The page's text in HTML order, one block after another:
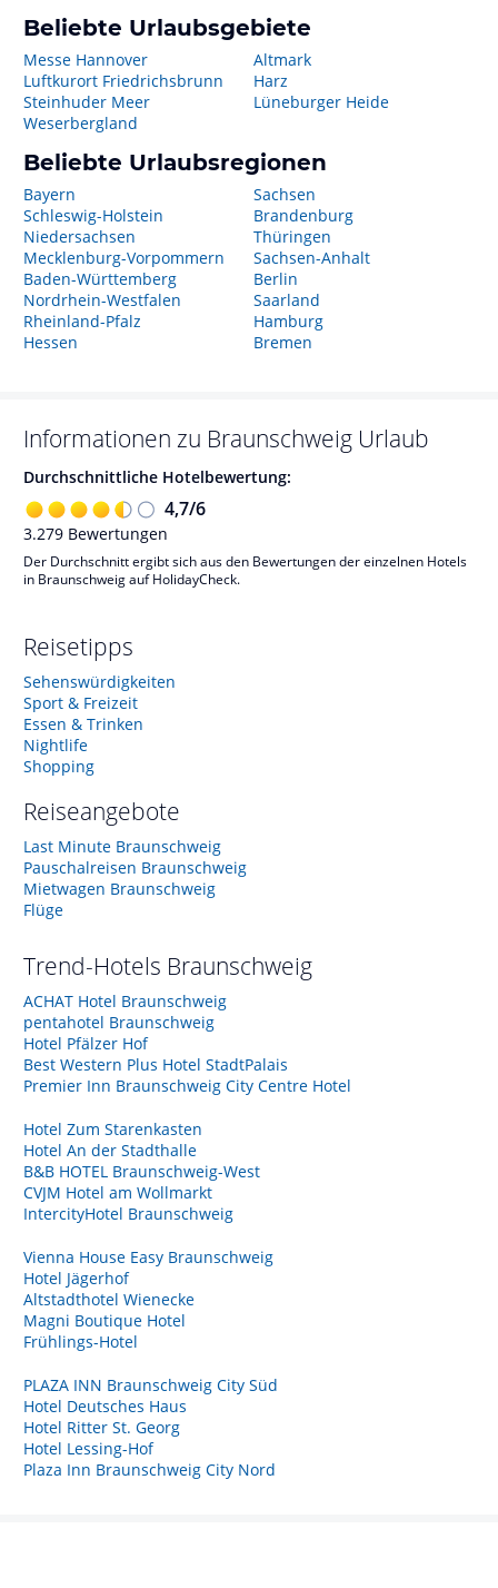
Beliebte Urlaubsgebiete
Messe Hannover
Luftkurort Friedrichsbrunn
Steinhuder Meer
Weserbergland
Altmark
Harz
Lüneburger Heide
Beliebte Urlaubsregionen
Bayern
Schleswig-Holstein
Niedersachsen
Mecklenburg-Vorpommern
Baden-Württemberg
Nordrhein-Westfalen
Rheinland-Pfalz
Hessen
Sachsen
Brandenburg
Thüringen
Sachsen-Anhalt
Berlin
Saarland
Hamburg
Bremen
Informationen zu Braunschweig Urlaub
Durchschnittliche Hotelbewertung:
4,7/6
3.279 Bewertungen
Der Durchschnitt ergibt sich aus den Bewertungen der einzelnen Hotels
in Braunschweig auf HolidayCheck.
Reisetipps
Sehenswürdigkeiten
Sport & Freizeit
Essen & Trinken
Nightlife
Shopping
Reiseangebote
Last Minute Braunschweig
Pauschalreisen Braunschweig
Mietwagen Braunschweig
Flüge
Trend-Hotels Braunschweig
ACHAT Hotel Braunschweig
pentahotel Braunschweig
Hotel Pfälzer Hof
Best Western Plus Hotel StadtPalais
Premier Inn Braunschweig City Centre Hotel
Hotel Zum Starenkasten
Hotel An der Stadthalle
B&B HOTEL Braunschweig-West
CVJM Hotel am Wollmarkt
IntercityHotel Braunschweig
Vienna House Easy Braunschweig
Hotel Jägerhof
Altstadthotel Wienecke
Magni Boutique Hotel
Frühlings-Hotel
PLAZA INN Braunschweig City Süd
Hotel Deutsches Haus
Hotel Ritter St. Georg
Hotel Lessing-Hof
Plaza Inn Braunschweig City Nord